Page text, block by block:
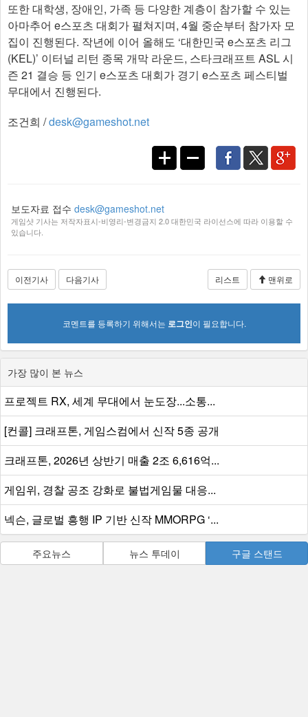
사회적 가치를 강화하기 위해 ‘플레이 히어로(PLAY HERO)’
캠페인을 추진한다.
군인·경찰관·소방관을 대상으로 무료입장을 제공하는 ‘히어
로 리스펙트 프로젝트’, 헌혈을 게임의 HP(생명력) 개념으로
재해석해 참여를 유도하는 ‘히어로 HP 셰어 캠페인’, 분리수
‘히어로 클린샷 챌린지’ 등 이벤트가 진행된다.
또한 대학생, 장애인, 가족 등 다양한 계층이 참가할 수 있는
(KEL)’ 이터널 리턴 종목 개막 라운드, 스타크래프트 ASL 시
즌 21 결승 등 인기 e스포츠 대회가 경기 e스포츠 페스티벌
무대에서 진행된다.
조건희 /desk@gameshot.net
보도자료 접수desk@gameshot.net
게임샷 기사는 저작자표시-비영리-변경금지 2.0 대한민국 라이선스에 따라 이용할 수
이전기사 다음기사 리스트
코멘트를 등록하기 위해서는로그인이 필요합니다.
가장 많이 본 뉴스
프로젝트 RX, 세계 무대에서 눈도장...소통...